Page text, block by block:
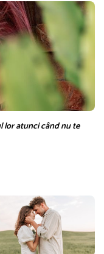
lor atunci când nu te